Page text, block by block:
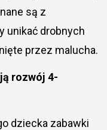
są z
unikać drobnych
przez malucha.
rozwój 4-
dziecka zabawki